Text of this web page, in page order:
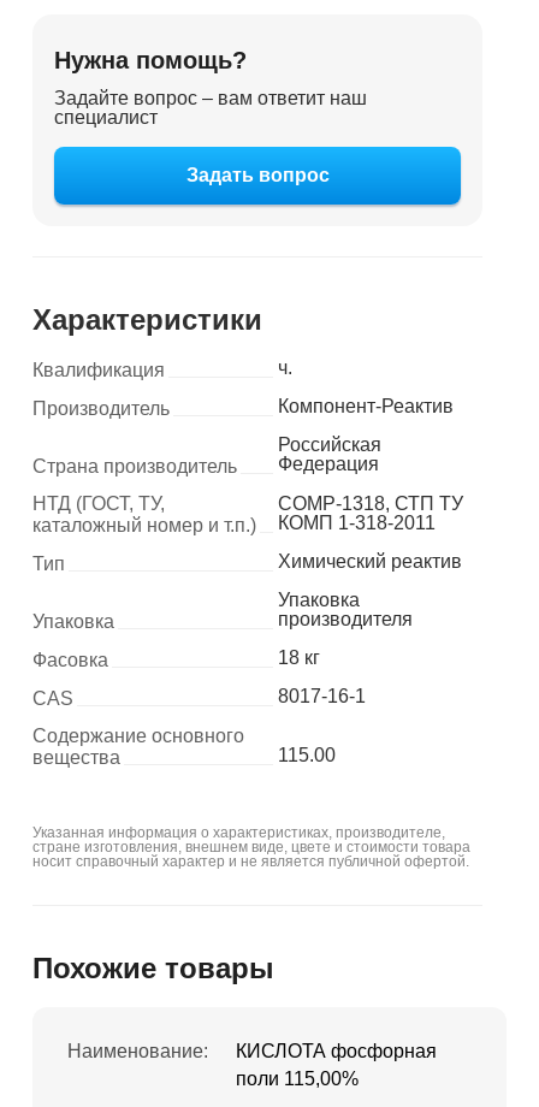
Нужна помощь?
Задайте вопрос – вам ответит наш
специалист
Задать вопрос
Характеристики
Квалификация
ч.
Производитель
Компонент-Реактив
Страна производитель
Российская
Федерация
НТД (ГОСТ, ТУ,
каталожный номер и т.п.)
COMP-1318, СТП ТУ
КОМП 1-318-2011
Тип
Химический реактив
Упаковка
Упаковка
производителя
Фасовка
18 кг
CAS
8017-16-1
Содержание основного
вещества
115.00
Указанная информация о характеристиках, производителе,
стране изготовления, внешнем виде, цвете и стоимости товара
носит справочный характер и не является публичной офертой.
Похожие товары
Наименование:
КИСЛОТА фосфорная
поли 115,00%